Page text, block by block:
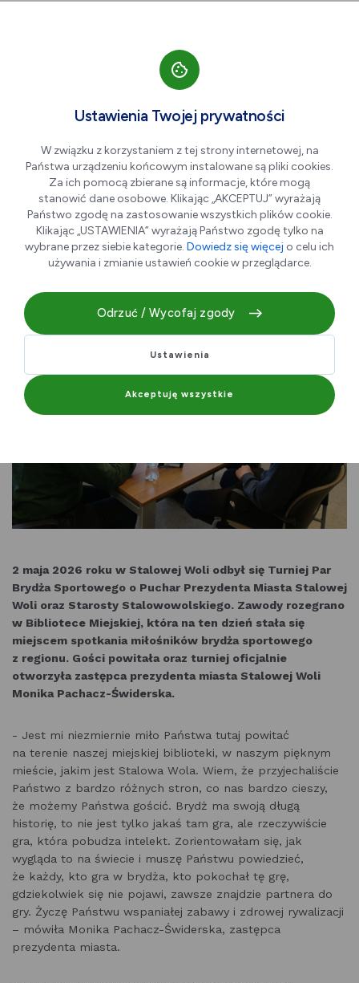
Turniej Par Brydża
Sportowego w Stalowej Woli
w ramach Active Brydż Tour
2026
04.05.2026 r.
2 maja 2026 roku w Stalowej Woli odbył się Turniej Par
Brydża Sportowego o Puchar Prezydenta Miasta Stalowej
Woli oraz Starosty Stalowowolskiego. Zawody rozegrano
w Bibliotece Miejskiej, która na ten dzień stała się
miejscem spotkania miłośników brydża sportowego
z regionu. Gości powitała oraz turniej oficjalnie
otworzyła zastępca prezydenta miasta Stalowej Woli
Monika Pachacz-Świderska.
- Jest mi niezmiernie miło Państwa tutaj powitać
na terenie naszej miejskiej biblioteki, w naszym pięknym
mieście, jakim jest Stalowa Wola. Wiem, że przyjechaliście
Państwo z bardzo różnych stron, co nas bardzo cieszy,
że możemy Państwa gościć. Brydż ma swoją długą
historię, to nie jest tylko jakaś tam gra, ale rzeczywiście
gra, która pobudza intelekt. Zorientowałam się, jak
wygląda to na świecie i muszę Państwu powiedzieć,
że każdy, kto gra w brydża, kto pokochał tę grę,
gdziekolwiek się nie pojawi, zawsze znajdzie partnera do
gry. Życzę Państwu wspaniałej zabawy i zdrowej rywalizacji
– mówiła Monika Pachacz-Świderska, zastępca
prezydenta miasta.
Ustawienia Twojej prywatności
W związku z korzystaniem z tej strony internetowej, na
Państwa urządzeniu końcowym instalowane są pliki cookies.
Za ich pomocą zbierane są informacje, które mogą
stanowić dane osobowe. Klikając „AKCEPTUJ” wyrażają
Państwo zgodę na zastosowanie wszystkich plików cookie.
Klikając „USTAWIENIA” wyrażają Państwo zgodę tylko na
wybrane przez siebie kategorie. Dowiedz się więcej o celu ich
używania i zmianie ustawień cookie w przeglądarce.
Odrzuć / Wycofaj zgody
Ustawienia
Akceptuję wszystkie